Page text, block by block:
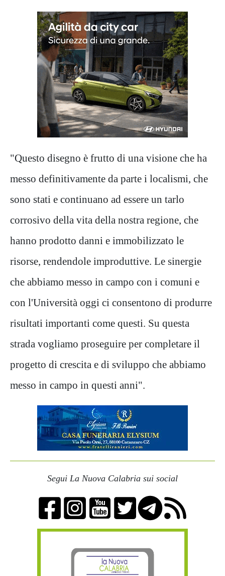
"Questo disegno è frutto di una visione che ha
messo definitivamente da parte i localismi, che
sono stati e continuano ad essere un tarlo
corrosivo della vita della nostra regione, che
hanno prodotto danni e immobilizzato le
risorse, rendendole improduttive. Le sinergie
che abbiamo messo in campo con i comuni e
con l'Università oggi ci consentono di produrre
risultati importanti come questi. Su questa
strada vogliamo proseguire per completare il
progetto di crescita e di sviluppo che abbiamo
messo in campo in questi anni".
Segui La Nuova Calabria sui social